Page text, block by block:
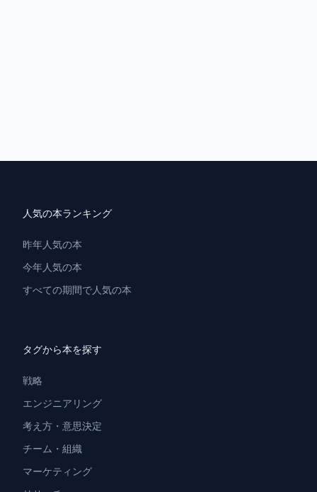
人気の本ランキング
昨年人気の本
今年人気の本
すべての期間で人気の本
タグから本を探す
戦略
エンジニアリング
考え方・意思決定
チーム・組織
マーケティング